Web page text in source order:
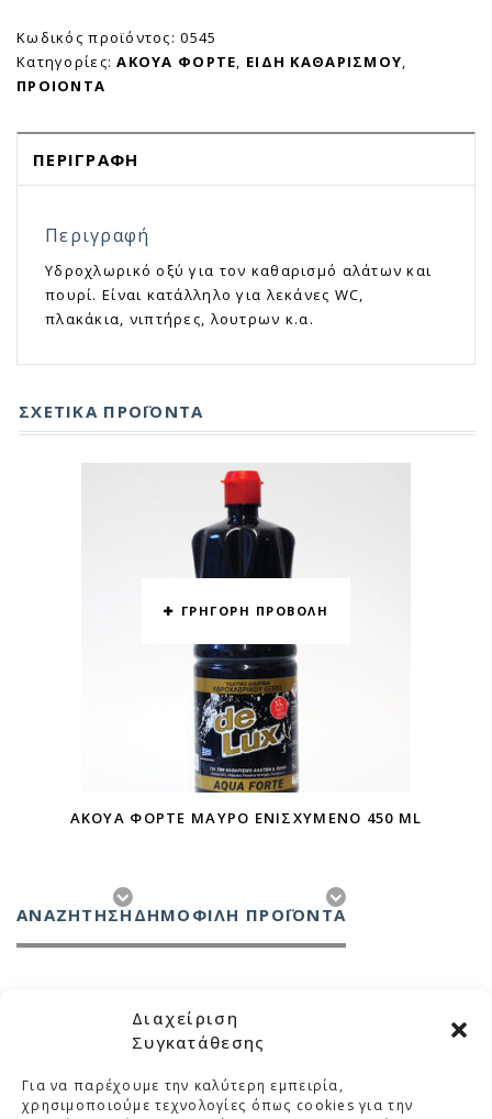
Διαχείριση
Συγκατάθεσης
Για να παρέχουμε την καλύτερη εμπειρία,
χρησιμοποιούμε τεχνολογίες όπως cookies για την
Κωδικός προϊόντος:0545
Κατηγορίες:ΑΚΟΥΑ ΦΟΡΤΕ, ΕΙΔΗ ΚΑΘΑΡΙΣΜΟΥ,
ΠΡΟΙΟΝΤΑ
ΠΕΡΙΓΡΑΦΉ
Περιγραφή
Υδροχλωρικό οξύ για τον καθαρισμό αλάτων και
πουρί. Είναι κατάλληλο για λεκάνες WC,
πλακάκια, νιπτήρες, λουτρων κ.α.
ΣΧΕΤΙΚΆ ΠΡΟΪΌΝΤΑ
ΓΡΗΓΟΡΗ ΠΡΟΒΟΛΗ
ΆΚΟΥΑ ΦΌΡΤΕ ΜΑΎΡΟ ΕΝΙΣΧΥΜΕΝΟ 450 ML
ΑΝΑΖΉΤΗΣΗ ΔΗΜΟΦΙΛΗ ΠΡΟΪΟΝΤΑ
ΜΕΛΚΑ